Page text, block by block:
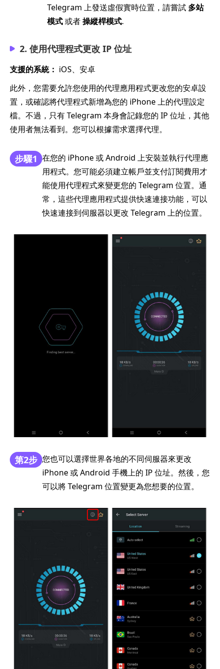
Telegram 上發送虛假實時位置，請嘗試 多站
模式或者操縱桿模式.
2. 使用代理程式更改 IP 位址
支援的系統： iOS、安卓
此外，您需要允許您使用的代理應用程式更改您的安卓設
置，或確認將代理程式新增為您的 iPhone 上的代理設定
檔。不過，只有 Telegram 本身會記錄您的 IP 位址，其他
使用者無法看到。您可以根據需求選擇代理。
步驟1 在您的 iPhone 或 Android 上安裝並執行代理應
用程式。您可能必須建立帳戶並支付訂閱費用才
能使用代理程式來變更您的 Telegram 位置。通
常，這些代理應用程式提供快速連接功能，可以
快速連接到伺服器以更改 Telegram 上的位置。
第2步 您也可以選擇世界各地的不同伺服器來更改
iPhone 或 Android 手機上的 IP 位址。然後，您
可以將 Telegram 位置變更為您想要的位置。